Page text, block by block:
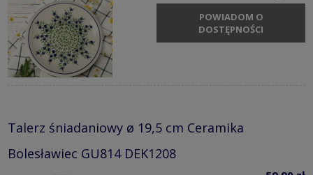
POWIADOM O
DOSTĘPNOŚCI
Talerz śniadaniowy ø 19,5 cm Ceramika
Bolesławiec GU814 DEK1208